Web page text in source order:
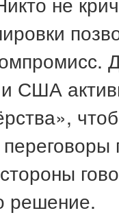
США
решение.